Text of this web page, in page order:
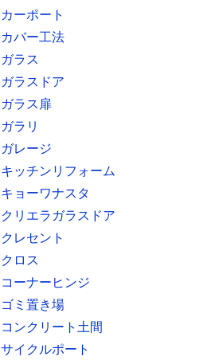
カーポート
カバー工法
ガラス
ガラスドア
ガラス扉
ガラリ
ガレージ
キッチンリフォーム
キョーワナスタ
クリエラガラスドア
クレセント
クロス
コーナーヒンジ
ゴミ置き場
コンクリート土間
サイクルポート